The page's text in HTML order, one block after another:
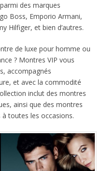
des marques
Boss, Emporio Armani,
Hilfiger, et bien d’autres.
de luxe pour homme ou
? Montres VIP vous
accompagnés
et avec la commodité
inclut des montres
ainsi que des montres
toutes les occasions.